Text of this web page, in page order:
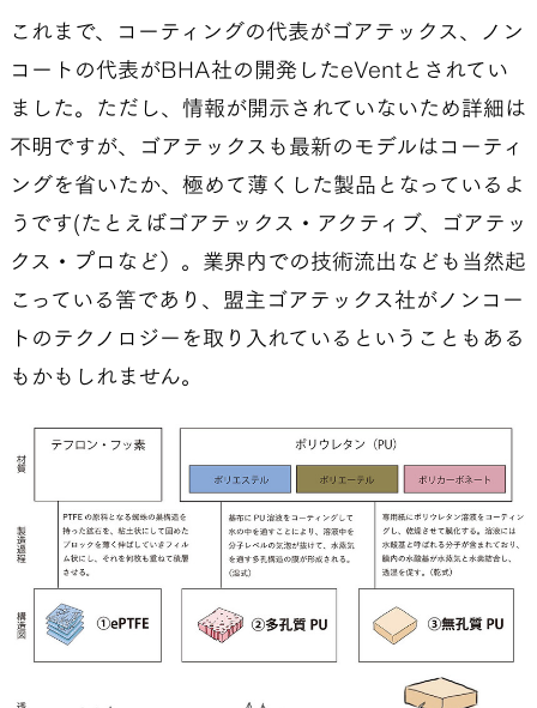
これまで、コーティングの代表がゴアテックス、ノン
コートの代表がBHA社の開発したeVentとされてい
ました。ただし、情報が開示されていないため詳細は
不明ですが、ゴアテックスも最新のモデルはコーティ
ングを省いたか、極めて薄くした製品となっているよ
うです(たとえばゴアテックス・アクティブ、ゴアテッ
クス・プロなど）。業界内での技術流出なども当然起
こっている筈であり、盟主ゴアテックス社がノンコー
トのテクノロジーを取り入れているということもある
もかもしれません。